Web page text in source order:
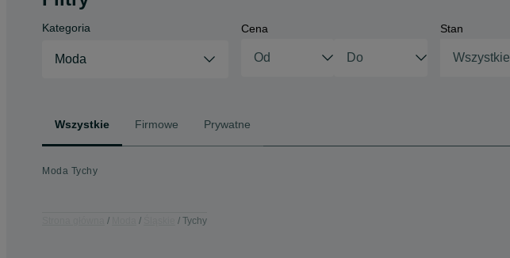
Kategoria
Moda
Cena Stan
Wszystkie
Wszystkie Firmowe Prywatne
Moda Tychy
Tychy